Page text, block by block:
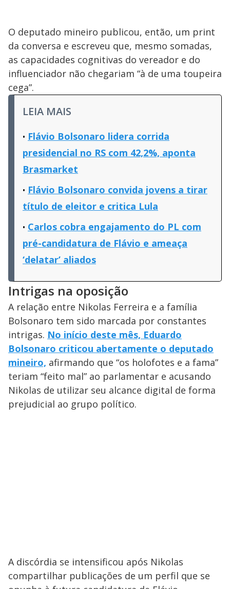
O deputado mineiro publicou, então, um print
da conversa e escreveu que, mesmo somadas,
as capacidades cognitivas do vereador e do
influenciador não chegariam “à de uma toupeira
cega”.
LEIA MAIS
Flávio Bolsonaro lidera corrida
presidencial no RS com 42,2%, aponta
Brasmarket
Flávio Bolsonaro convida jovens a tirar
título de eleitor e critica Lula
Carlos cobra engajamento do PL com
pré-candidatura de Flávio e ameaça
‘delatar’ aliados
Intrigas na oposição
A relação entre Nikolas Ferreira e a família
Bolsonaro tem sido marcada por constantes
intrigas. No início deste mês, Eduardo
Bolsonaro criticou abertamente o deputado
mineiro, afirmando que “os holofotes e a fama”
teriam “feito mal” ao parlamentar e acusando
Nikolas de utilizar seu alcance digital de forma
prejudicial ao grupo político.
A discórdia se intensificou após Nikolas
compartilhar publicações de um perfil que se